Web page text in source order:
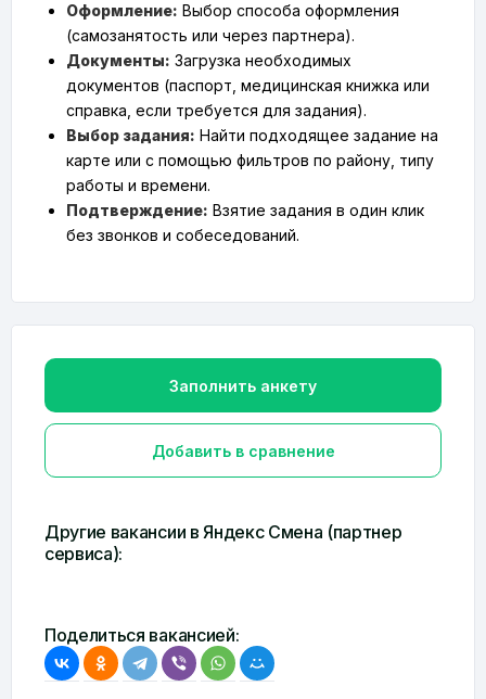
Оформление: Выбор способа оформления
(самозанятость или через партнера).
Документы: Загрузка необходимых
документов (паспорт, медицинская книжка или
справка, если требуется для задания).
Выбор задания: Найти подходящее задание на
карте или с помощью фильтров по району, типу
работы и времени.
Подтверждение: Взятие задания в один клик
без звонков и собеседований.
Заполнить анкету
Добавить в сравнение
Другие вакансии в Яндекс Смена (партнер
сервиса):
Поделиться вакансией: